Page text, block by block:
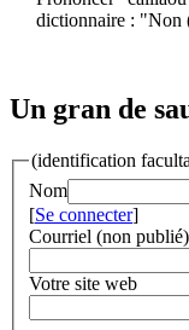
dictionnaire :
Un gran de
(identification
Nom
[Se connecter]
Courriel (non publié)
Votre site web